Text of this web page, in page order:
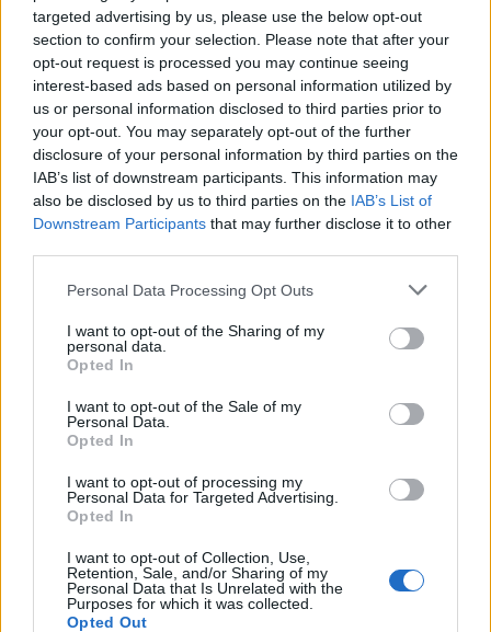
targeted advertising by us, please use the below opt-out
section to confirm your selection. Please note that after your
opt-out request is processed you may continue seeing
interest-based ads based on personal information utilized by
us or personal information disclosed to third parties prior to
your opt-out. You may separately opt-out of the further
disclosure of your personal information by third parties on the
IAB’s list of downstream participants. This information may
also be disclosed by us to third parties on the IAB’s List of
Downstream Participants that may further disclose it to other
Please note that this website/app uses one or more Google
not limited to your visit or usage behaviour. You may click to
grant or deny consent to Google and its third-party tags to
use your data for below specified purposes in below Google
consent section.
Personal Data Processing Opt Outs
I want to opt-out of the Sharing of my
personal data.
Opted In
I want to opt-out of the Sale of my
Personal Data.
Opted In
I want to opt-out of processing my
Personal Data for Targeted Advertising.
Opted In
I want to opt-out of Collection, Use,
Retention, Sale, and/or Sharing of my
Personal Data that Is Unrelated with the
Purposes for which it was collected.
Opted Out
oldószeres tartósabb, a vízbázisú is ugyanolyan
szép. A színeket fajtán belül lehet keverni, így elég
egy alapszíneket tartalmazó készlet is. A színtelen
festék hozzákeverésével lágyíthatók az árnyalatok.
Először a kontúrvonalakat kell felvinni, lassan, de
egyenletesen nyomva a tubust, pár centire az üveg
fölött vezetve. Ha a tubus hegye hozzáér az üveghez,
maszatos és göröngyös lesz a vonal. Lehet a
kontúrhoz külön szűkítő fejet is használni, aki
használni, és inkább több részletben felvinni a
felületen elegyíteni őket, hogy éppen csak
összefolyjanak, vagy új színeket kikeverni és azokkal